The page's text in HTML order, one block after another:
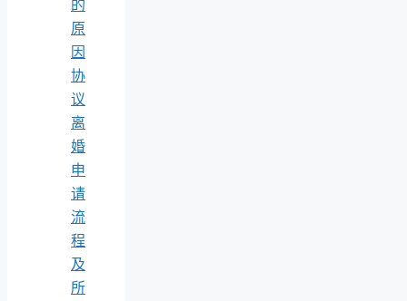
的
原
因
协
议
离
婚
申
请
流
程
及
所